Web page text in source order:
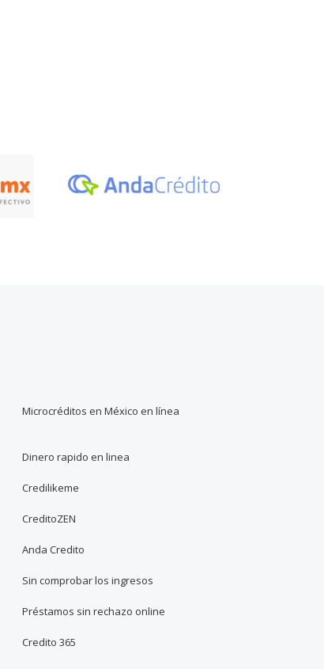
Microcréditos en México en línea
Dinero rapido en linea
Credilikeme
CreditoZEN
Anda Credito
Sin comprobar los ingresos
Préstamos sin rechazo online
Credito 365